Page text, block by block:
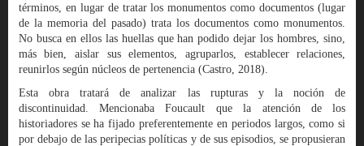
términos, en lugar de tratar los monumentos como documentos (lugar
de la memoria del pasado) trata los documentos como monumentos.
No busca en ellos las huellas que han podido dejar los hombres, sino,
más bien, aislar sus elementos, agruparlos, establecer relaciones,
reunirlos según núcleos de pertenencia (Castro, 2018).
Esta obra tratará de analizar las rupturas y la noción de
discontinuidad. Mencionaba Foucault que la atención de los
historiadores se ha fijado preferentemente en periodos largos, como si
por debajo de las peripecias políticas y de sus episodios, se propusieran